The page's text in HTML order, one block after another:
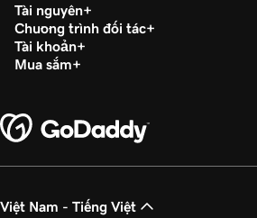
Tài nguyên
Chương trình đối tác
Tài khoản
Mua sắm
Việt Nam - Tiếng Việt